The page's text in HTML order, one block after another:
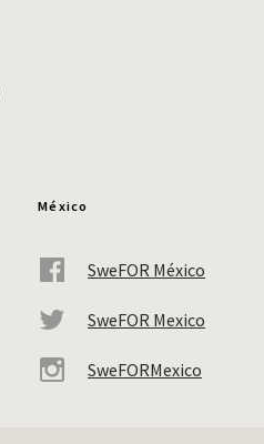
México
SweFOR México
SweFOR Mexico
SweFORMexico